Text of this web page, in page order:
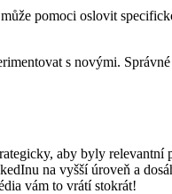
pomoci oslovit
s novými.
aby byly relevantní
na vyšší úroveň a
vám to vrátí stokrát!